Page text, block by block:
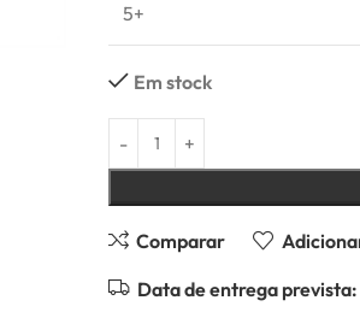
5+
Em stock
Comparar
Data de entrega prevista: